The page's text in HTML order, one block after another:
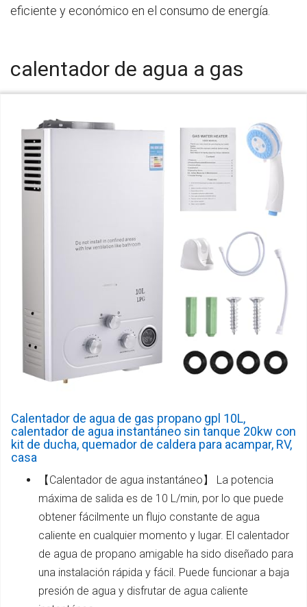
eficiente y económico en el consumo de energía.
calentador de agua a gas
Calentador de agua de gas propano gpl 10L,
calentador de agua instantáneo sin tanque 20kw con
kit de ducha, quemador de caldera para acampar, RV,
casa
【Calentador de agua instantáneo】 La potencia
máxima de salida es de 10 L/min, por lo que puede
obtener fácilmente un flujo constante de agua
caliente en cualquier momento y lugar. El calentador
de agua de propano amigable ha sido diseñado para
una instalación rápida y fácil. Puede funcionar a baja
presión de agua y disfrutar de agua caliente